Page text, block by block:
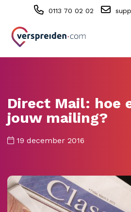
0113 70 02 02
Direct Mail: hoe
jouw mailing?
19 december 2016